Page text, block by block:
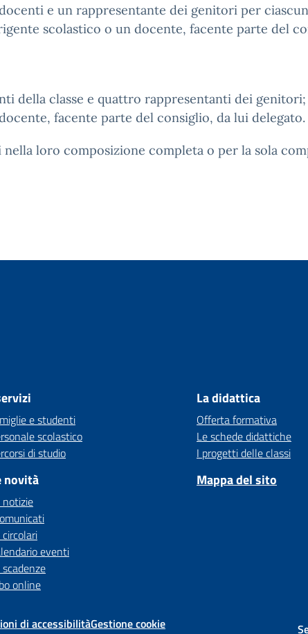
e un rappresentante dei genitori per
scolastico o un docente, facente parte del
della classe e quattro rappresentanti dei
facente parte del consiglio, da lui delegato.
nella loro composizione completa o per la sola
e studenti
scolastico
di studio
novità
notizie
circolari
eventi
scadenze
online
La didattica
Offerta formativa
Le schede didattiche
I progetti delle classi
Mappa del sito
di accessibilitàGestione cookie